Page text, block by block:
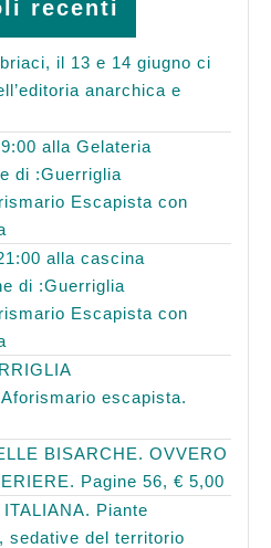
recenti
il 13 e 14 giugno ci
anarchica e
alla Gelateria
di :Guerriglia
Escapista con
alla cascina
di :Guerriglia
Escapista con
escapista.
BISARCHE. OVVERO
Pagine 56, € 5,00
Piante
sedative del territorio